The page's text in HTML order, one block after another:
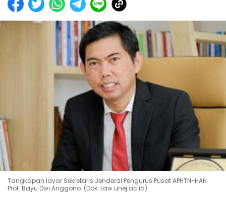
Tangkapan layar Sekretaris Jenderal Pengurus Pusat APHTN-HAN
Prof. Bayu Dwi Anggono. (Dok. Law.unej.ac.id)